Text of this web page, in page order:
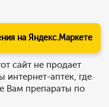
на Яндекс.Маркете
сайт не продает
интернет-аптек, где
Вам препараты по